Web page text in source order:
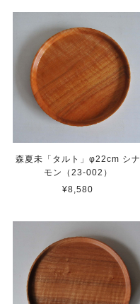
森夏未「タルト」φ22cm シナ
モン（23-002）
¥8,580